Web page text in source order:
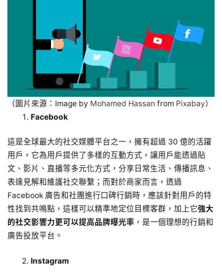
（圖片來源：Image by Mohamed Hassan from Pixabay）
Facebook
這是全球最大的社交媒體平台之一，擁有超過 30 億的活躍
用戶，它為用戶提供了多樣的互動方式，讓用戶能透過貼
文、影片、直播等多元化方式，分享日常生活、傳播訊息、
表達見解和維護社交聯繫；而對於商家而言，透過
Facebook 廣告和社團進行口碑行銷時，應該針對用戶的特
性找到共鳴點，這樣可以精準地定位目標客群，加上它強大
的社交影響力更可以提高品牌曝光率 ，是一個理想的行銷和
廣告投放平台。
Instagram